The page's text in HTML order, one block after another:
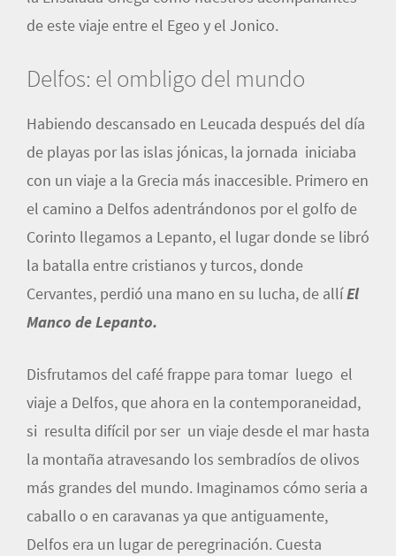
de este viaje entre el Egeo y el Jonico.
Delfos: el ombligo del mundo
Habiendo descansado en Leucada después del día
de playas por las islas jónicas, la jornada iniciaba
con un viaje a la Grecia más inaccesible. Primero en
el camino a Delfos adentrándonos por el golfo de
Corinto llegamos a Lepanto, el lugar donde se libró
la batalla entre cristianos y turcos, donde
Cervantes, perdió una mano en su lucha, de allíEl
Manco de Lepanto.
Disfrutamos del café frappe para tomar luego el
viaje a Delfos, que ahora en la contemporaneidad,
si resulta difícil por ser un viaje desde el mar hasta
la montaña atravesando los sembradíos de olivos
más grandes del mundo. Imaginamos cómo seria a
caballo o en caravanas ya que antiguamente,
Delfos era un lugar de peregrinación. Cuesta